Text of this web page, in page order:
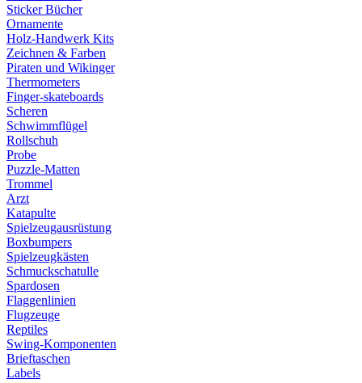
Sticker Bücher
Ornamente
Holz-Handwerk Kits
Zeichnen & Farben
Piraten und Wikinger
Thermometers
Finger-skateboards
Scheren
Schwimmflügel
Rollschuh
Probe
Puzzle-Matten
Trommel
Arzt
Katapulte
Spielzeugausrüstung
Boxbumpers
Spielzeugkästen
Schmuckschatulle
Spardosen
Flaggenlinien
Flugzeuge
Reptiles
Swing-Komponenten
Brieftaschen
Labels